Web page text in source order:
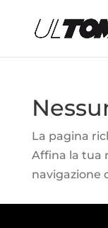
La pagina
Affina la tua
navigazione